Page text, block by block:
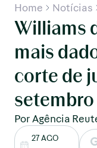
Home Notícias
Williams
mais
corte de
setembro
Por Agência
27 AGO